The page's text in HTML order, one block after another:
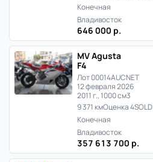
Японии
Конечная
Владивосток
646 000 р.
MV Agusta
F4
Лот 00014AUCNET
12 февраля 2026
2011 г., 1000 см3
9 371 кмОценка 4SOLD
Конечная
Владивосток
357 613 700 р.